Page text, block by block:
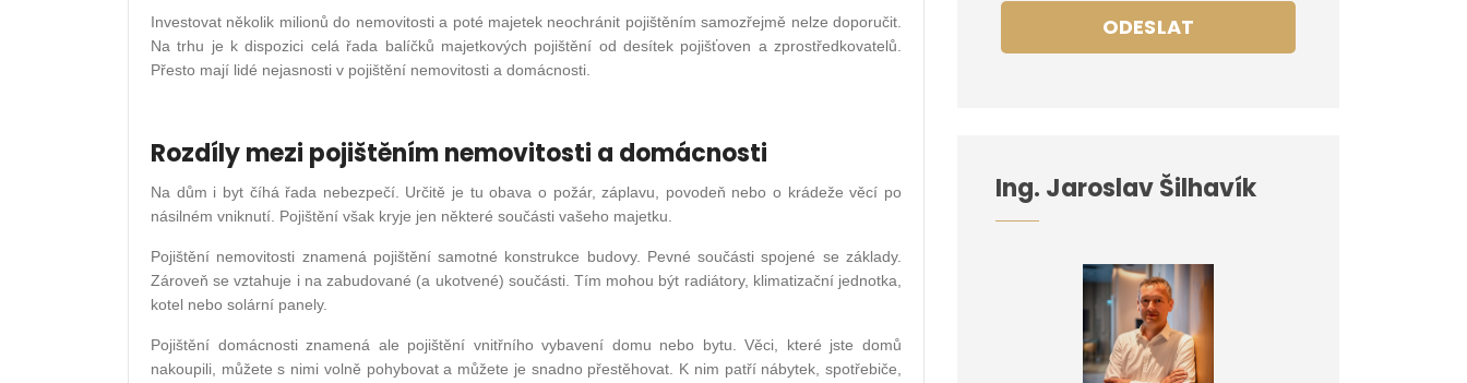
Investovat několik milionů do nemovitosti a poté majetek neochránit pojištěním samozřejmě nelze doporučit.
Na trhu je k dispozici celá řada balíčků majetkových pojištění od desítek pojišťoven a zprostředkovatelů.
Přesto mají lidé nejasnosti v pojištění nemovitosti a domácnosti.
Rozdíly mezi pojištěním nemovitosti a domácnosti
Na dům i byt číhá řada nebezpečí. Určitě je tu obava o požár, záplavu, povodeň nebo o krádeže věcí po
násilném vniknutí. Pojištění však kryje jen některé součásti vašeho majetku.
Pojištění nemovitosti znamená pojištění samotné konstrukce budovy. Pevné součásti spojené se základy.
Zároveň se vztahuje i na zabudované (a ukotvené) součásti. Tím mohou být radiátory, klimatizační jednotka,
kotel nebo solární panely.
Pojištění domácnosti znamená ale pojištění vnitřního vybavení domu nebo bytu. Věci, které jste domů
nakoupili, můžete s nimi volně pohybovat a můžete je snadno přestěhovat. K nim patří nábytek, spotřebiče,
ODESLAT
Ing. Jaroslav Šilhavík